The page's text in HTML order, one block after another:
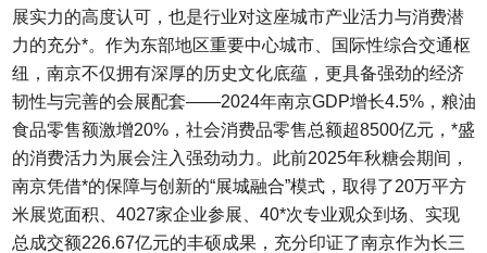
展实力的高度认可，也是行业对这座城市产业活力与消费潜
力的充分*。作为东部地区重要中心城市、国际性综合交通枢
纽，南京不仅拥有深厚的历史文化底蕴，更具备强劲的经济
韧性与完善的会展配套——2024年南京GDP增长4.5%，粮油
食品零售额激增20%，社会消费品零售总额超8500亿元，*盛
的消费活力为展会注入强劲动力。此前2025年秋糖会期间，
南京凭借*的保障与创新的“展城融合”模式，取得了20万平方
米展览面积、4027家企业参展、40*次专业观众到场、实现
总成交额226.67亿元的丰硕成果，充分印证了南京作为长三